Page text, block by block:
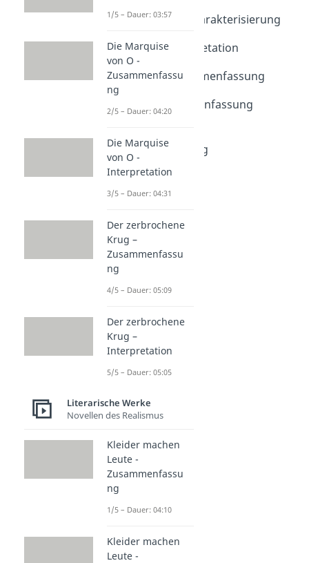
Emilia Galotti - Charakterisierung
Antigone - Interpretation
Dauer: 04:51
Antigone - Zusammenfassung
Dauer: 04:56
Medea - Zusammenfassung
Dauer: 04:31
Zusammenfassung
Dauer: 05:33
1/5 – Dauer: 03:57
Die Marquise
von O -
Zusammenfassu
ng
2/5 – Dauer: 04:20
Die Marquise
von O -
Interpretation
3/5 – Dauer: 04:31
Der zerbrochene
Krug –
Zusammenfassu
ng
4/5 – Dauer: 05:09
Der zerbrochene
Krug –
Interpretation
5/5 – Dauer: 05:05
Literarische Werke
Novellen des Realismus
Kleider machen
Leute -
Zusammenfassu
ng
1/5 – Dauer: 04:10
Kleider machen
Leute -